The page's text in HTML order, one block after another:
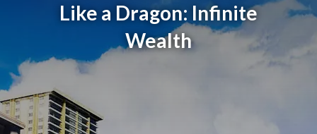
Like a Dragon: Infinite
Wealth